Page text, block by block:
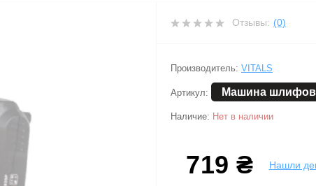
Отзывы: (0)
Производитель: VITALS
Артикул: Машина
Наличие: Нет в наличии
719 ₴ Нашли